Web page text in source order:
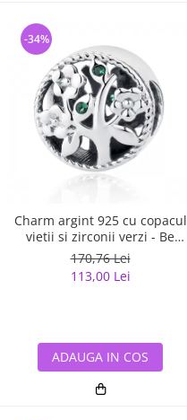
Charm argint 925 cu copacul
vietii si zirconii verzi - Be
Nature PST0059
170,76 Lei
113,00 Lei
-34%
ADAUGA IN COS